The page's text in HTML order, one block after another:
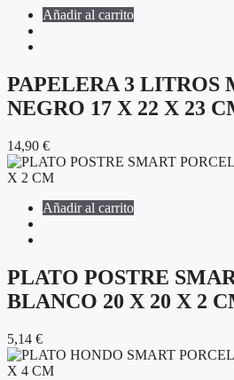
Añadir al carrito
PAPELERA 3 LITROS
NEGRO 17 X 22 X 23
14,90 €
Añadir al carrito
PLATO POSTRE
BLANCO 20 X 20 X 2
5,14 €